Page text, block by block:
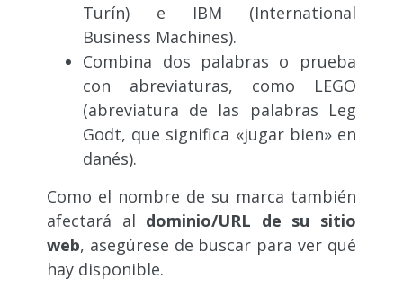
Turín) e IBM (International
Business Machines).
Combina dos palabras o prueba
con abreviaturas, como LEGO
(abreviatura de las palabras Leg
Godt, que significa «jugar bien» en
danés).
Como el nombre de su marca también
afectará al dominio/URL de su sitio
web, asegúrese de buscar para ver qué
hay disponible.